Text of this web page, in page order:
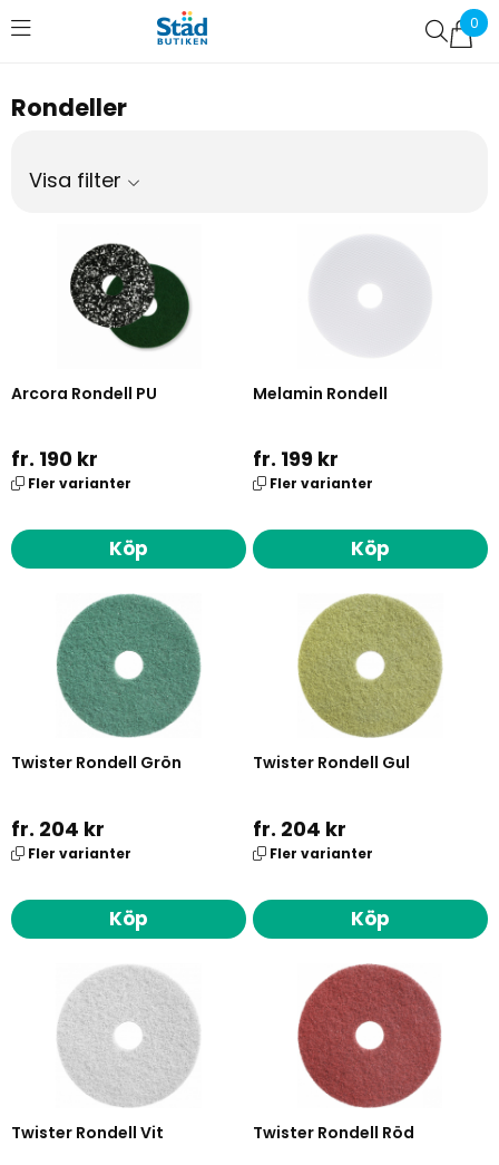
0
Favoriter (0)
Rondeller
Visa filter
Arcora Rondell PU
fr. 190 kr
Fler varianter
Köp
Melamin Rondell
fr. 199 kr
Fler varianter
Köp
Twister Rondell Grön
fr. 204 kr
Fler varianter
Köp
Twister Rondell Gul
fr. 204 kr
Fler varianter
Köp
Twister Rondell Vit Twister Rondell Röd